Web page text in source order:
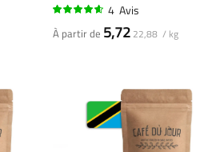
4 Avis
À partir de 5,72 22,88 / kg